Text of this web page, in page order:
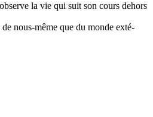
la vie qui suit son cours dehors
de nous-même que du monde exté­